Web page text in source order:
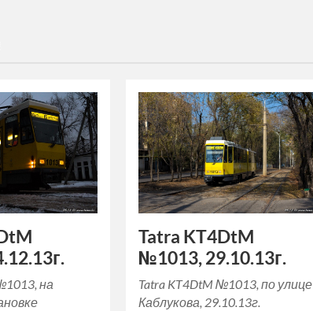
на
Tatra KT4DtM
№1013, 29.10.13г.
Tatra KT4DtM №1013, по улице
Каблукова, 29.10.13г.